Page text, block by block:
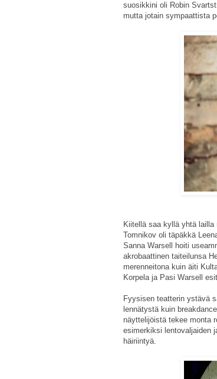
suosikkini oli Robin
mutta jotain sympaattista
Kiitellä saa kyllä yhtä
Tomnikov oli täpäkkä
Sanna Warsell hoiti
akrobaattinen taiteilunsa
merenneitona kuin äiti
Korpela ja Pasi Warsell
Fyysisen teatterin ystävä
lennätystä kuin
näyttelijöistä tekee monta
esimerkiksi lentovaljaiden
häiriintyä.